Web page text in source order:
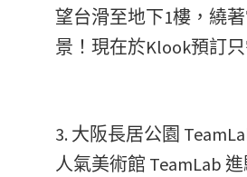
望台滑至地下1樓，繞
景！現在於Klook預訂
3. 大阪長居公園
人氣美術館 TeamLab